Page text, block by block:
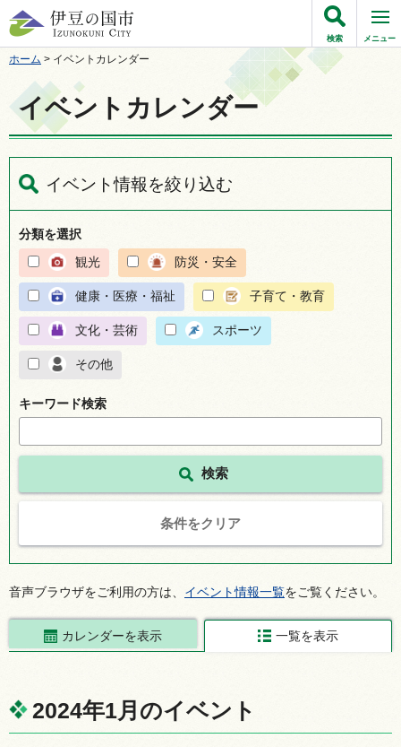
伊豆の国市
検索 メニュー
ホーム > イベントカレンダー
イベントカレンダー
イベント情報を絞り込む
分類を選択
観光
防災・安全
健康・医療・福祉 子育て・教育
文化・芸術 スポーツ
その他
キーワード検索
条件をクリア
音声ブラウザをご利用の方は、 イベント情報一覧をご覧ください。
カレンダーを表示 一覧を表示
2024年1月のイベント